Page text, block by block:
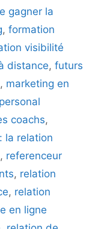
gagner la
, formation
visibilité
distance, futurs
, marketing en
personal
coachs,
la relation
, referenceur
, relation
, relation
en ligne